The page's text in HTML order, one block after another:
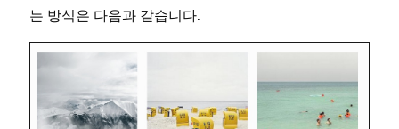
는 방식은 다음과 같습니다.